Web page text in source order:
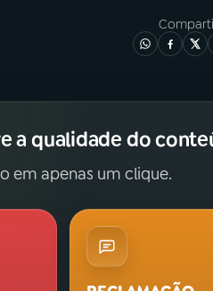
a qualidade do
em apenas um clique.